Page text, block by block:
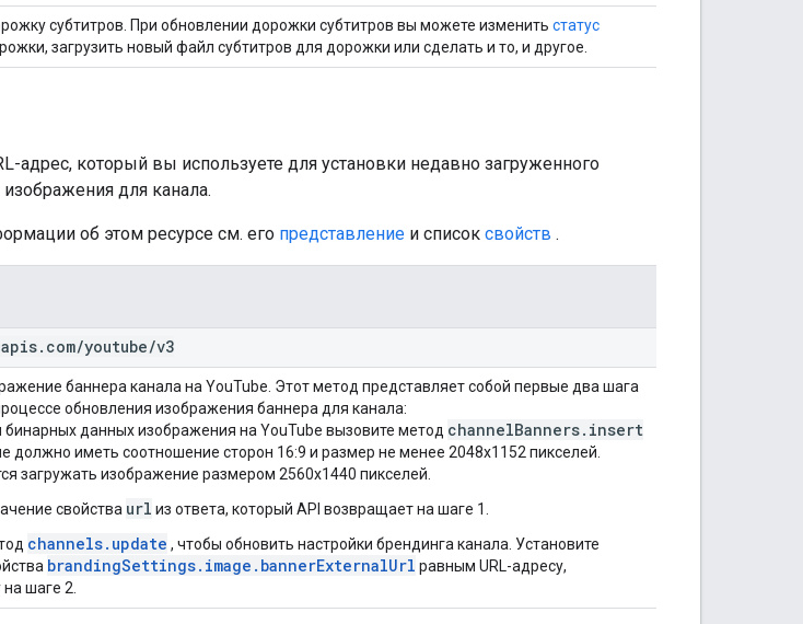
субтитров. При обновлении дорожки субтитров вы можете изменить статус
загрузить новый файл субтитров для дорожки или сделать и то, и другое.
адрес, который вы используете для установки недавно загруженного
для канала.
об этом ресурсе см. его представление и список свойств .
. com/youtube/v3
баннера канала на YouTube. Этот метод представляет собой первые два шага
обновления изображения баннера для канала:
бинарных данных изображения на YouTube вызовите метод channelBanners.insert
должно иметь соотношение сторон 16:9 и размер не менее 2048x1152 пикселей.
загружать изображение размером 2560x1440 пикселей.
свойства url из ответа, который API возвращает на шаге 1.
channels.update , чтобы обновить настройки брендинга канала. Установите
brandingSettings.image.bannerExternalUrl равным URL-адресу,
шаге 2.